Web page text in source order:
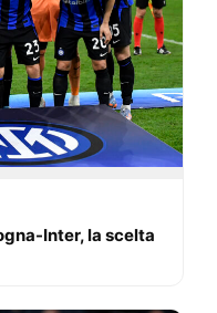
Inter, la scelta